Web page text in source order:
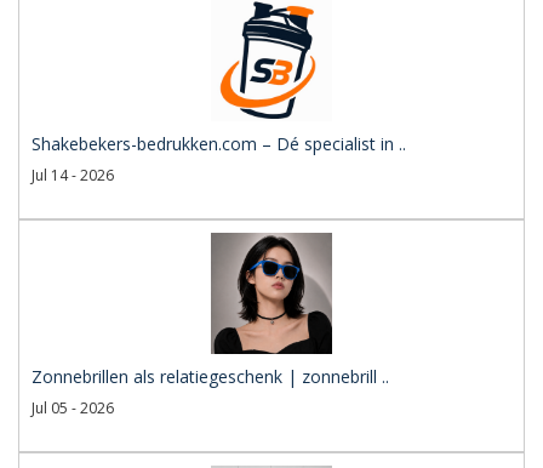
Shakebekers-bedrukken.com – Dé specialist in ..
Jul 14 - 2026
Zonnebrillen als relatiegeschenk | zonnebrill ..
Jul 05 - 2026